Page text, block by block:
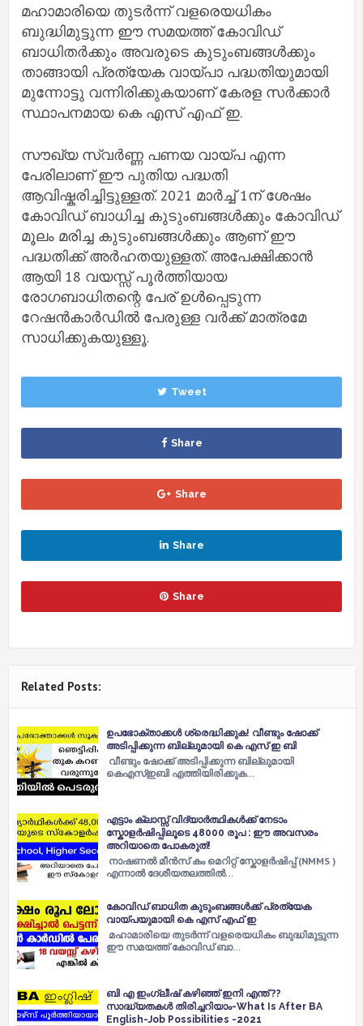
മഹാമാരിയെ തുടർന്ന് വളരെയധികം
ബുദ്ധിമുട്ടുന്ന ഈ സമയത്ത് കോവിഡ്
ബാധിതർക്കും അവരുടെ കുടുംബങ്ങൾക്കും
താങ്ങായി പ്രത്യേക വായ്പാ പദ്ധതിയുമായി
മുന്നോട്ടു വന്നിരിക്കുകയാണ് കേരള സർക്കാർ
സ്ഥാപനമായ കെ എസ് എഫ് ഇ.
സൗഖ്യ സ്വർണ്ണ പണയ വായ്പ എന്ന
പേരിലാണ് ഈ പുതിയ പദ്ധതി
ആവിഷ്കരിച്ചിട്ടുള്ളത്. 2021 മാർച്ച്‌ 1ന് ശേഷം
കോവിഡ് ബാധിച്ച കുടുംബങ്ങൾക്കും കോവിഡ്
മൂലം മരിച്ച കുടുംബങ്ങൾക്കും ആണ് ഈ
പദ്ധതിക്ക് അർഹതയുള്ളത്. അപേക്ഷിക്കാൻ
ആയി 18 വയസ്സ് പൂർത്തിയായ
രോഗബാധിതന്റെ പേര് ഉൾപ്പെടുന്ന
റേഷൻകാർഡിൽ പേരുള്ള വർക്ക് മാത്രമേ
സാധിക്കുകയുള്ളൂ.
Tweet
Share
Share
Share
Share
Related Posts:
ഉപഭോക്താക്കൾ ശ്രെദ്ധിക്കുക! വീണ്ടും ഷോക്ക്
അടിപ്പിക്കുന്ന ബില്ലുമായി കെ എസ് ഇ ബി
വീണ്ടും ഷോക്ക് അടിപ്പിക്കുന്ന ബില്ലുമായി
കെഎസ്ഇബി എത്തിയിരിക്കുക…
എട്ടാം ക്ലാസ്സ്‌ വിദ്യാർത്ഥികൾക്ക് നേടാം
സ്കോളർഷിപ്പിലൂടെ 48000 രൂപ : ഈ അവസരം
അറിയാതെ പോകരുത്!
നാഷണൽ മീൻസ് കം മെറിറ്റ് സ്കോളർഷിപ്പ് (NMMS )
എന്നാൽ ദേശീയതലത്തിൽ…
കോവിഡ് ബാധിത കുടുംബങ്ങൾക്ക് പ്രത്യേക
വായ്പയുമായി കെ എസ് എഫ് ഇ
മഹാമാരിയെ തുടർന്ന് വളരെയധികം ബുദ്ധിമുട്ടുന്ന
ഈ സമയത്ത് കോവിഡ് ബാ…
ബി എ ഇംഗ്ലീഷ് കഴിഞ്ഞ് ഇനി എന്ത് ??
സാദ്ധ്യതകൾ തിരിച്ചറിയാം-What Is After BA
English-Job Possibilities -2021